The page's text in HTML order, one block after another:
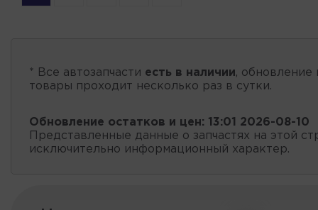
* Все автозапчасти есть в наличии, обновление
товары проходит несколько раз в сутки.
Обновление остатков и цен: 13:01 2026-08-10
Представленные данные о запчастях на этой
исключительно информационный характер.